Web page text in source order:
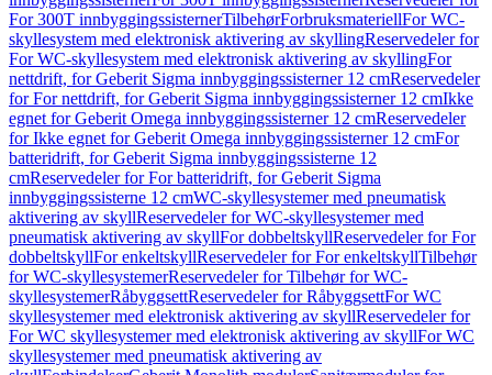
For 300T innbyggingssisternerTilbehørForbruksmateriellFor WC-
skyllesystem med elektronisk aktivering av skyllingReservedeler for
For WC-skyllesystem med elektronisk aktivering av skyllingFor
nettdrift, for Geberit Sigma innbyggingssisterner 12 cmReservedeler
for For nettdrift, for Geberit Sigma innbyggingssisterner 12 cmIkke
egnet for Geberit Omega innbyggingssisterner 12 cmReservedeler
for Ikke egnet for Geberit Omega innbyggingssisterner 12 cmFor
batteridrift, for Geberit Sigma innbyggingssisterne 12
cmReservedeler for For batteridrift, for Geberit Sigma
innbyggingssisterne 12 cmWC-skyllesystemer med pneumatisk
aktivering av skyllReservedeler for WC-skyllesystemer med
pneumatisk aktivering av skyllFor dobbeltskyllReservedeler for For
dobbeltskyllFor enkeltskyllReservedeler for For enkeltskyllTilbehør
for WC-skyllesystemerReservedeler for Tilbehør for WC-
skyllesystemerRåbyggsettReservedeler for RåbyggsettFor WC
skyllesystemer med elektronisk aktivering av skyllReservedeler for
For WC skyllesystemer med elektronisk aktivering av skyllFor WC
skyllesystemer med pneumatisk aktivering av